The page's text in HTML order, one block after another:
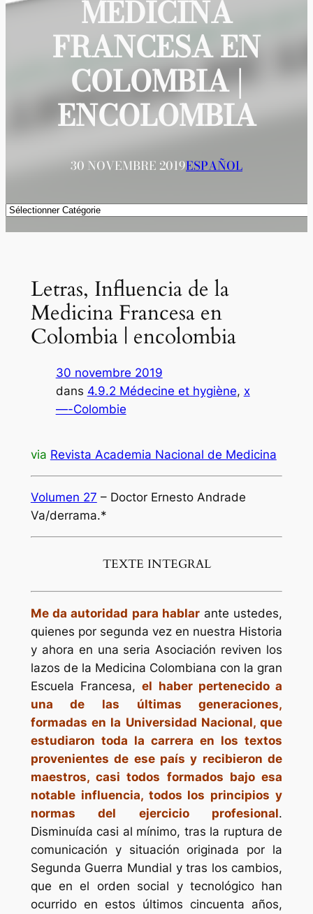
MEDICINA
FRANCESA EN
COLOMBIA |
ENCOLOMBIA
30 NOVEMBRE 2019ESPAÑOL
Catégories
Letras, Influencia de la
Medicina Francesa en
Colombia | encolombia
30 novembre 2019
dans 4.9.2 Médecine et hygiène, x
—-Colombie
via Revista Academia Nacional de Medicina
Volumen 27 – Doctor Ernesto Andrade
Va/derrama.*
TEXTE INTEGRAL
Me da autoridad para hablarante ustedes,
quienes por segunda vez en nuestra Historia
y ahora en una seria Asociación reviven los
lazos de la Medicina Colombiana con la gran
Escuela Francesa,el haber pertenecido a
una de las últimas generaciones,
formadas en la Universidad Nacional, que
estudiaron toda la carrera en los textos
provenientes de ese país y recibieron de
maestros, casi todos formados bajo esa
notable influencia, todos los principios y
normas del ejercicio profesional.
Disminuída casi al mínimo, tras la ruptura de
comunicación y situación originada por la
Segunda Guerra Mundial y tras los cambios,
que en el orden social y tecnológico han
ocurrido en estos últimos cincuenta años,